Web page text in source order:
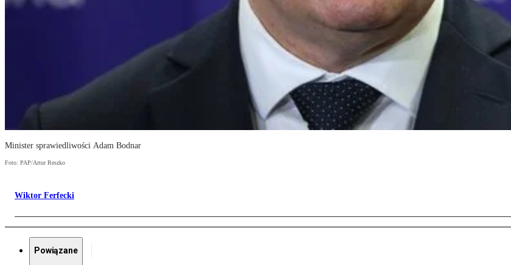
Minister sprawiedliwości Adam Bodnar
Foto: PAP/Artur Reszko
Wiktor Ferfecki
Powiązane